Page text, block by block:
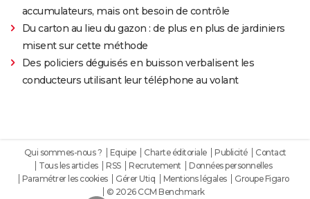
accumulateurs, mais ont besoin de contrôle
Du carton au lieu du gazon : de plus en plus de jardiniers
misent sur cette méthode
Des policiers déguisés en buisson verbalisent les
conducteurs utilisant leur téléphone au volant
Qui sommes-nous ? Equipe Charte éditoriale Publicité
Contact
Tous les articles
RSS Recrutement
Données personnelles
Paramétrer les cookies
Gérer Utiq Mentions légales
Groupe Figaro
© 2026 CCM Benchmark